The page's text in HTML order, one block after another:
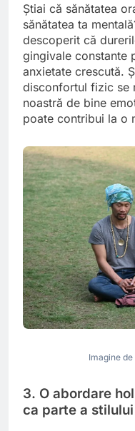
Știai că sănătatea
sănătatea ta
descoperit că
gingivale constante
anxietate crescută.
disconfortul fizic se
noastră de bine
poate contribui la o
Imagine de
3. O abordare
ca parte a